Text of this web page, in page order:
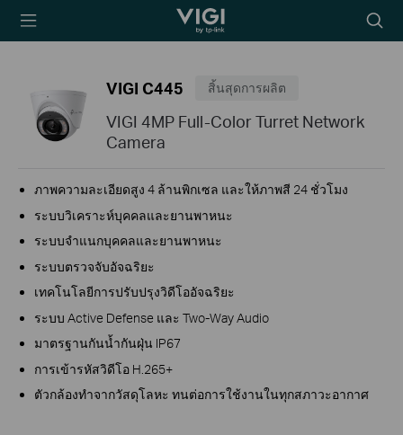
TP-Link, Reliably
icon
VIGI C445 สิ้นสุดการผลิต
VIGI 4MP Full-Color Turret Network
Camera
ภาพความละเอียดสูง 4 ล้านพิกเซล และให้ภาพสี 24 ชั่วโมง
ระบบวิเคราะห์บุคคลและยานพาหนะ
ระบบจำแนกบุคคลและยานพาหนะ
ระบบตรวจจับอัจฉริยะ
เทคโนโลยีการปรับปรุงวิดีโออัจฉริยะ
ระบบ Active Defense และ Two-Way Audio
มาตรฐานกันน้ำกันฝุ่น IP67
การเข้ารหัสวิดีโอ H.265+
ตัวกล้องทำจากวัสดุโลหะ ทนต่อการใช้งานในทุกสภาวะอากาศ